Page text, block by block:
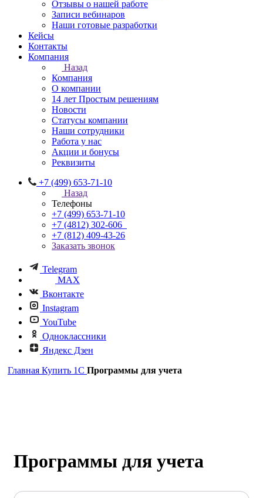
Отзывы о нашей работе
Записи вебинаров
Наши готовые разработки
Кейсы
Контакты
Компания
Назад
Компания
О компании
14 лет Простым решениям
Новости
Статусы компании
Наши сотрудники
Работа у нас
Акции и бонусы
Реквизиты
+7 (499) 653-71-10
Назад
Телефоны
+7 (499) 653-71-10
+7 (4812) 302-606
+7 (812) 409-43-26
Заказать звонок
Telegram
MAX
Вконтакте
Instagram
YouTube
Одноклассники
Яндекс Дзен
Главная Купить 1С Программы для учета
Программы для учета